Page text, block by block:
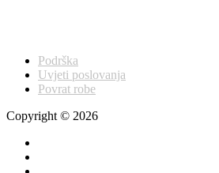
Podrška
Uvjeti poslovanja
Povrat robe
Copyright © 2026